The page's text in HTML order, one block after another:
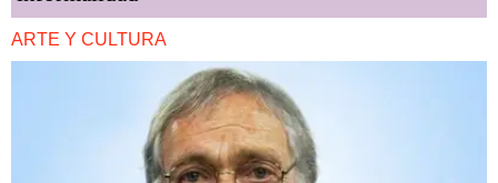
ARTE Y CULTURA